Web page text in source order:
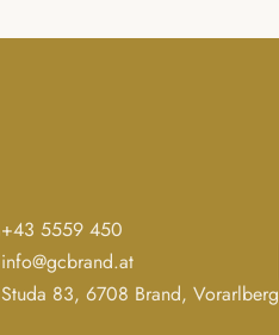
+43 5559 450
info@gcbrand.at
Studa 83, 6708 Brand, Vorarlberg